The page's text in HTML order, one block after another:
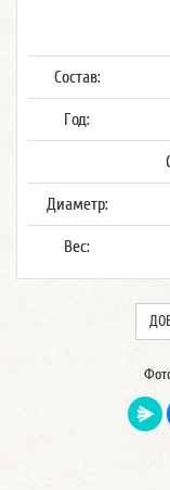
Состав:
Год:
Диаметр:
Вес: